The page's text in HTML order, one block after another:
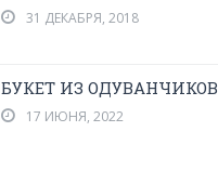
31 ДЕКАБРЯ, 2018
БУКЕТ ИЗ ОДУВАНЧИКОВ
17 ИЮНЯ, 2022